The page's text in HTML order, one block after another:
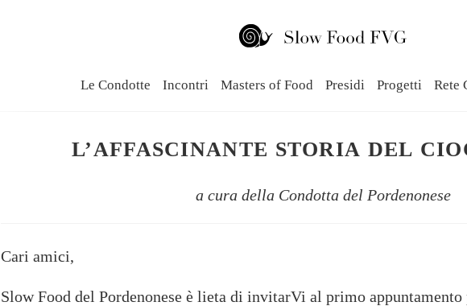
Le Condotte Incontri Masters of Food Presidi Progetti Rete
L’AFFASCINANTE STORIA DEL
a cura della Condotta del Pordenonese
Cari amici,
Slow Food del Pordenonese è lieta di invitarVi al primo